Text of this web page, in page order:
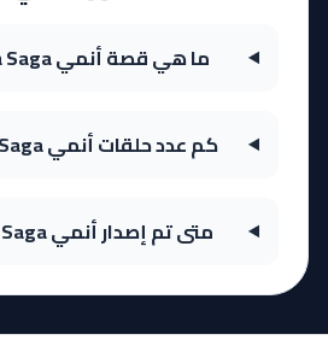
ما هي قصة أنمي Hortensia Saga؟
كم عدد حلقات أنمي Hortensia Saga؟
متى تم إصدار أنمي Hortensia Saga؟